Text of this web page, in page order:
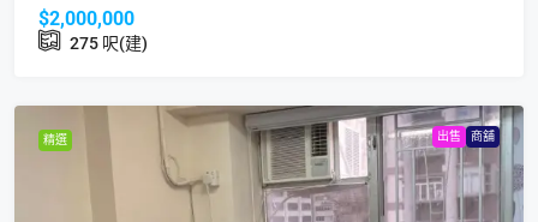
$2,000,000
275 呎(建)
精選 出售 商舖